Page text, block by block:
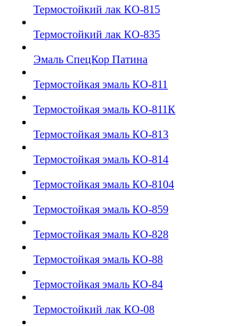
Термостойкий лак КО-815
Термостойкий лак КО-835
Эмаль СпецКор Патина
Термостойкая эмаль КО-811
Термостойкая эмаль КО-811К
Термостойкая эмаль КО-813
Термостойкая эмаль КО-814
Термостойкая эмаль КО-8104
Термостойкая эмаль КО-859
Термостойкая эмаль КО-828
Термостойкая эмаль КО-88
Термостойкая эмаль КО-84
Термостойкий лак КО-08